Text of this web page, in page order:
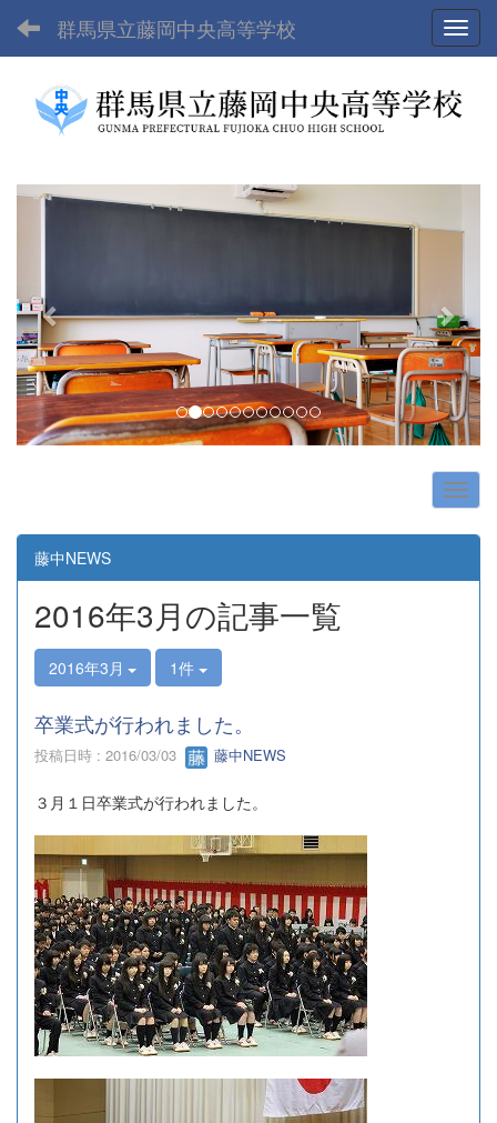
群馬県立藤岡中央高等学校
p
i
o
u
s
e
藤中NEWS
2016年3月の記事一覧
2016年3月 1件
卒業式が行われました。
投稿日時 : 2016/03/03 藤中NEWS
３月１日卒業式が行われました。